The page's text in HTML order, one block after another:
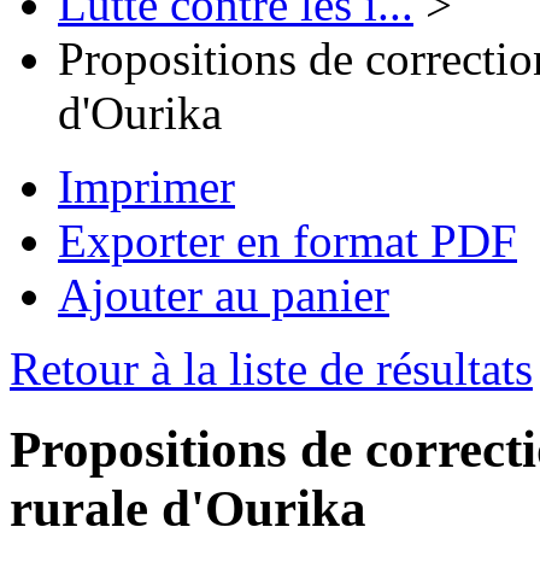
Propositions de
d'Ourika
Imprimer
Exporter en format PDF
Ajouter au panier
Retour à la liste de résultats
Propositions de
rurale d'Ourika